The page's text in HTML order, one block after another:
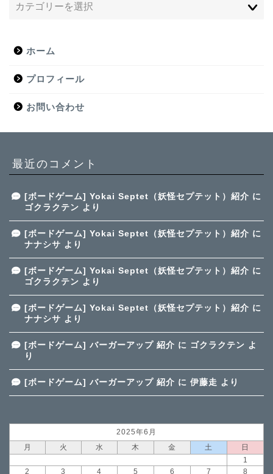
ホーム
プロフィール
お問い合わせ
最近のコメント
[ボードゲーム] Yokai Septet（妖怪セプテット）紹介 に
ゴクラクテン より
[ボードゲーム] Yokai Septet（妖怪セプテット）紹介 に
ナナシサ より
[ボードゲーム] Yokai Septet（妖怪セプテット）紹介 に
ゴクラクテン より
[ボードゲーム] Yokai Septet（妖怪セプテット）紹介 に
ナナシサ より
[ボードゲーム] バーガーアップ 紹介 に ゴクラクテン よ
り
[ボードゲーム] バーガーアップ 紹介 に 伊藤走 より
2025年6月
月
火 水 木 金 土
日
1
2
3 4 5 6 7 8